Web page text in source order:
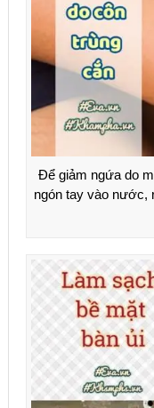
Để giảm ngứa do
ngón tay vào nước,